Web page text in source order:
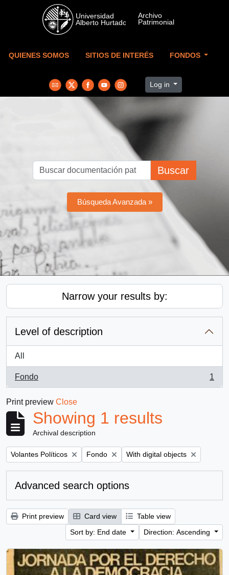
Skip to main content
QUIENES SOMOS SITIOS DE INTERÉS FONDOS
Log in
Buscar
Búsqueda Avanzada »
Narrow your results by:
Level of description
All
Fondo
, 1 results
1
Print preview Close
Showing 1 results
Archival description
Remove filter:
Volantes Políticos Remove filter:
Fondo Remove filter:
With digital objects
Advanced search options
Print preview Card view
Table view
Sort by: End date
Direction: Ascending